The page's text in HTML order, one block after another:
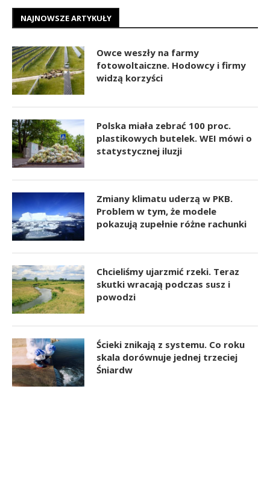
NAJNOWSZE ARTYKUŁY
Owce weszły na farmy
fotowoltaiczne. Hodowcy i firmy
widzą korzyści
Polska miała zebrać 100 proc.
plastikowych butelek. WEI mówi o
statystycznej iluzji
Zmiany klimatu uderzą w PKB.
Problem w tym, że modele
pokazują zupełnie różne rachunki
Chcieliśmy ujarzmić rzeki. Teraz
skutki wracają podczas susz i
powodzi
Ścieki znikają z systemu. Co roku
skala dorównuje jednej trzeciej
Śniardw